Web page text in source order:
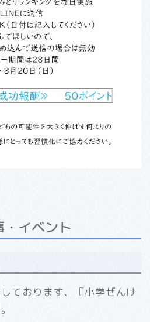
イベント
ております、『小学ぜんけ